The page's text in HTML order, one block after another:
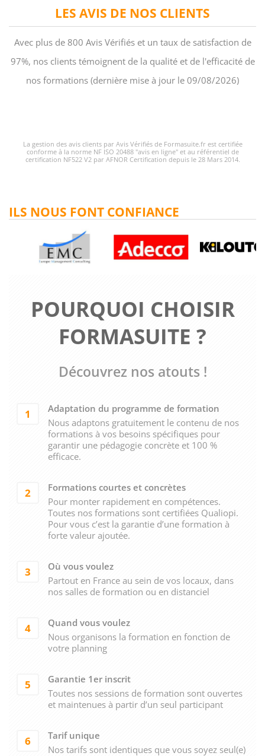
LES AVIS DE NOS CLIENTS
Avec plus de 800 Avis Vérifiés et un taux de satisfaction de
97%, nos clients témoignent de la qualité et de l'efficacité de
nos formations (dernière mise à jour le 09/08/2026)
La gestion des avis clients par Avis Vérifiés de Formasuite.fr est certifiée
conforme à la norme NF ISO 20488 "avis en ligne" et au référentiel de
certification NF522 V2 par AFNOR Certification depuis le 28 Mars 2014.
POURQUOI CHOISIR
FORMASUITE ?
Découvrez nos atouts !
1
Adaptation du programme de formation
Nous adaptons gratuitement le contenu de nos
formations à vos besoins spécifiques pour
garantir une pédagogie concrète et 100 %
efficace.
2
Formations courtes et concrètes
Pour monter rapidement en compétences.
Toutes nos formations sont certifiées Qualiopi.
Pour vous c’est la garantie d’une formation à
forte valeur ajoutée.
3
Où vous voulez
Partout en France au sein de vos locaux, dans
nos salles de formation ou en distanciel
4
Quand vous voulez
Nous organisons la formation en fonction de
votre planning
5
Garantie 1er inscrit
Toutes nos sessions de formation sont ouvertes
et maintenues à partir d’un seul participant
6
Tarif unique
Nos tarifs sont identiques que vous soyez seul(e)
ILS NOUS FONT CONFIANCE